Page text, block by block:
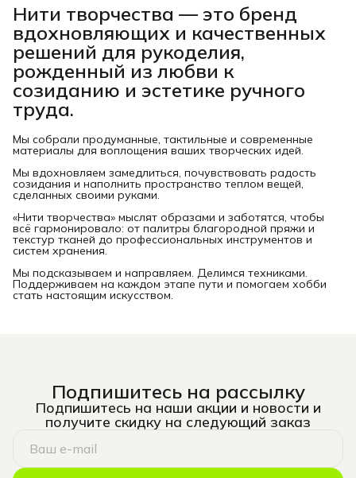
Нити творчества — это бренд
вдохновляющих и качественных
решений для рукоделия,
рожденный из любви к
созиданию и эстетике ручного
труда.
Мы собрали продуманные, тактильные и современные
материалы для воплощения ваших творческих идей.
Мы вдохновляем замедлиться, почувствовать радость
созидания и наполнить пространство теплом вещей,
сделанных своими руками.
«Нити творчества» мыслят образами и заботятся, чтобы
всё гармонировало: от палитры благородной пряжи и
текстур тканей до профессиональных инструментов и
систем хранения.
Мы подсказываем и направляем. Делимся техниками.
Поддерживаем на каждом этапе пути и помогаем хобби
стать настоящим искусством.
Подпишитесь на рассылку
Подпишитесь на наши акции и новости и
получите скидку на следующий заказ